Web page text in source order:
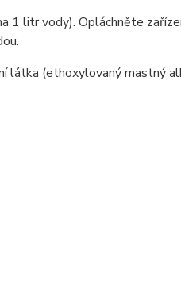
1 litr vody). Opláchněte
látka (ethoxylovaný mastný